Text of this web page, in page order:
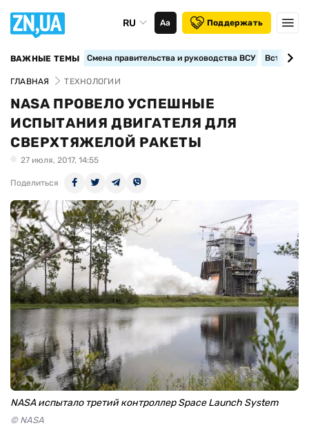
RU Аа Поддержать
ВАЖНЫЕ ТЕМЫ Смена правительства и руководства ВСУ
ГЛАВНАЯ ТЕХНОЛОГИИ
NASA ПРОВЕЛО УСПЕШНЫЕ
ИСПЫТАНИЯ ДВИГАТЕЛЯ ДЛЯ
СВЕРХТЯЖЕЛОЙ РАКЕТЫ
27 июля, 2017, 14:55
Поделиться
NASA испытало третий контроллер Space Launch System
© NASA